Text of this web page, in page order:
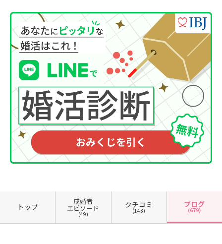
トップ
成婚者
エピソード
(49)
クチコミ
(143)
ブログ
(679)